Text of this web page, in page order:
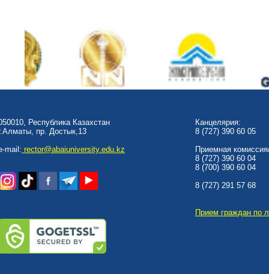
Республика Казахстан
пр. Достык,13
mail: rector@abaiuniversity.edu.kz
Канцелярия:
8 (727) 390 60 05
Приемная
8 (727) 390 60 04
8 (700) 390 60 04
8 (727) 291 57 68
Прием граждан по